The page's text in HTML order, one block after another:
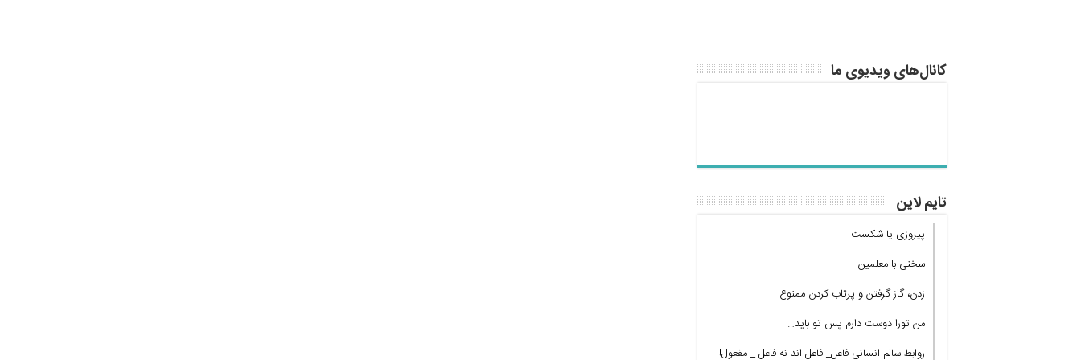
کانال‌های ویدیوی ما
تایم لاین
پیروزی یا شکست
سخنی با معلمین
زدن، گاز گرفتن و پرتاب کردن ممنوع
من تورا دوست دارم پس تو باید…
روابط سالم انسانی فاعل_ فاعل اند نه فاعل _ مفعول!